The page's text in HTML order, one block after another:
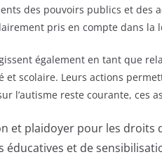
des pouvoirs publics et des
pris en compte dans
également en tant que
et scolaire. Leurs actions
l’autisme reste courante, ces
et plaidoyer pour les droits
éducatives et de